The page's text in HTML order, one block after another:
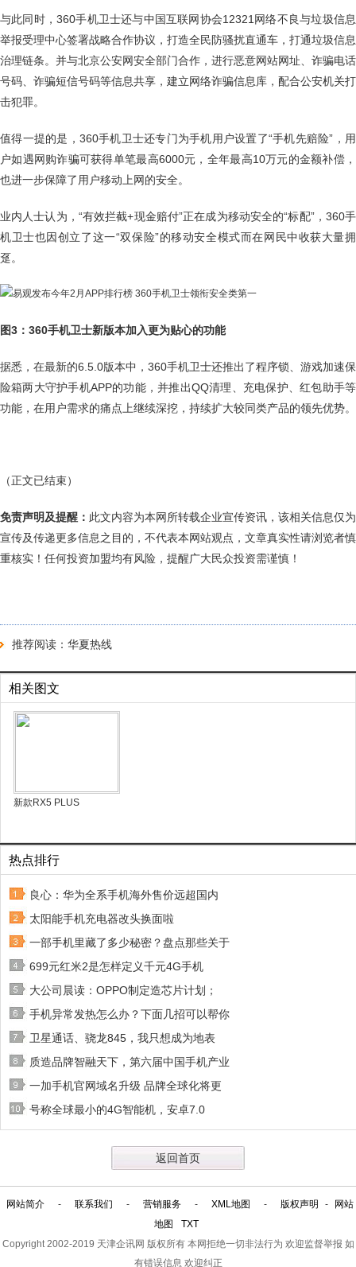
与此同时，360手机卫士还与中国互联网协会12321网络不良与垃圾信息
举报受理中心签署战略合作协议，打造全民防骚扰直通车，打通垃圾信息
治理链条。并与北京公安网安全部门合作，进行恶意网站网址、诈骗电话
号码、诈骗短信号码等信息共享，建立网络诈骗信息库，配合公安机关打
击犯罪。
值得一提的是，360手机卫士还专门为手机用户设置了“手机先赔险”，用
户如遇网购诈骗可获得单笔最高6000元，全年最高10万元的金额补偿，
也进一步保障了用户移动上网的安全。
业内人士认为，“有效拦截+现金赔付”正在成为移动安全的“标配”，360手
机卫士也因创立了这一“双保险”的移动安全模式而在网民中收获大量拥
趸。
图3：360手机卫士新版本加入更为贴心的功能
据悉，在最新的6.5.0版本中，360手机卫士还推出了程序锁、游戏加速保
险箱两大守护手机APP的功能，并推出QQ清理、充电保护、红包助手等
功能，在用户需求的痛点上继续深挖，持续扩大较同类产品的领先优势。
（正文已结束）
免责声明及提醒： 此文内容为本网所转载企业宣传资讯，该相关信息仅为
宣传及传递更多信息之目的，不代表本网站观点，文章真实性请浏览者慎
重核实！任何投资加盟均有风险，提醒广大民众投资需谨慎！
推荐阅读： 华夏热线
相关图文
新款RX5 PLUS
热点排行
良心：华为全系手机海外售价远超国内
太阳能手机充电器改头换面啦
一部手机里藏了多少秘密？盘点那些关于
699元红米2是怎样定义千元4G手机
大公司晨读：OPPO制定造芯片计划；
手机异常发热怎么办？下面几招可以帮你
卫星通话、骁龙845，我只想成为地表
质造品牌智融天下，第六届中国手机产业
一加手机官网域名升级 品牌全球化将更
号称全球最小的4G智能机，安卓7.0
返回首页
网站简介 - 联系我们 - 营销服务 - XML地图 - 版权声明 -
网站
地图
TXT
Copyright 2002-2019 天津企讯网 版权所有 本网拒绝一切非法行为 欢迎监督举报 如
有错误信息 欢迎纠正